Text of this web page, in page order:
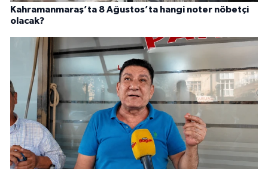
Kahramanmaraş’ta 8 Ağustos’ta hangi noter nöbetçi
olacak?